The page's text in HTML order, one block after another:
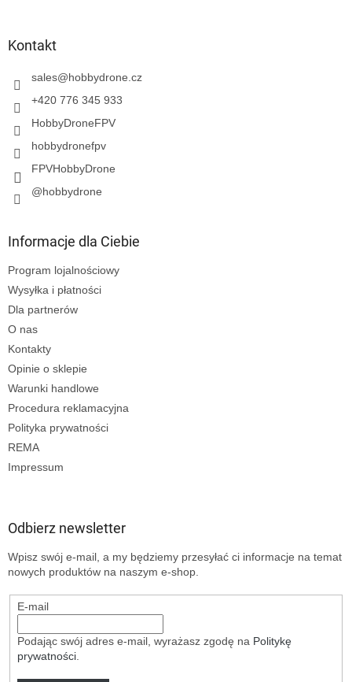
Kontakt
sales@hobbydrone.cz
+420 776 345 933
HobbyDroneFPV
hobbydronefpv
FPVHobbyDrone
@hobbydrone
Informacje dla Ciebie
Program lojalnościowy
Wysyłka i płatności
Dla partnerów
O nas
Kontakty
Opinie o sklepie
Warunki handlowe
Procedura reklamacyjna
Polityka prywatności
REMA
Impressum
Odbierz newsletter
Wpisz swój e-mail, a my będziemy przesyłać ci informacje na temat
nowych produktów na naszym e-shop.
E-mail
Podając swój adres e-mail, wyrażasz zgodę na Politykę
prywatności.